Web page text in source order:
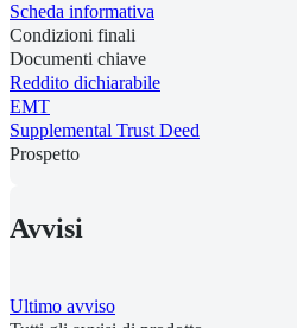
Scheda informativa
Condizioni finali
Documenti chiave
Reddito dichiarabile
EMT
Supplemental Trust Deed
Prospetto
Avvisi
Ultimo avviso